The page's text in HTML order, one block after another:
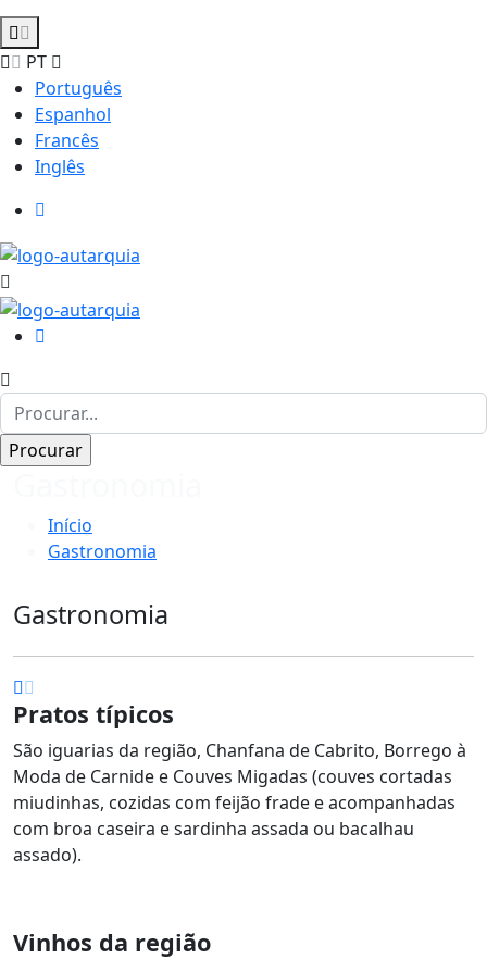
PT
Português
Espanhol
Francês
Inglês
Início
Gastronomia
Gastronomia
Pratos típicos
São iguarias da região, Chanfana de Cabrito, Borrego à
Moda de Carnide e Couves Migadas (couves cortadas
miudinhas, cozidas com feijão frade e acompanhadas
com broa caseira e sardinha assada ou bacalhau
assado).
Vinhos da região